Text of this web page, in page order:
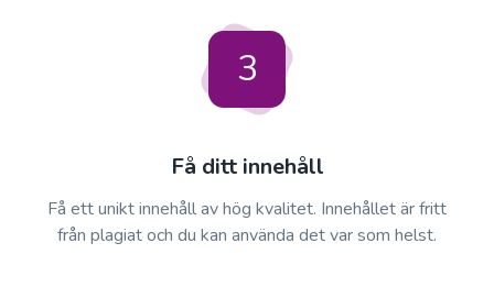
3
Få ditt innehåll
Få ett unikt innehåll av hög kvalitet. Innehållet är fritt
från plagiat och du kan använda det var som helst.